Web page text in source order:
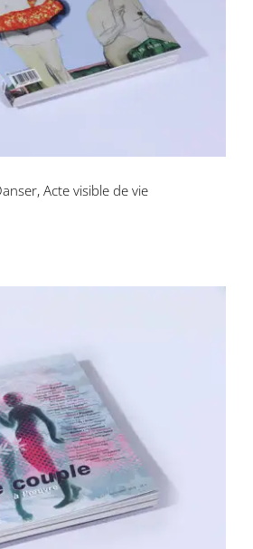
Acte visible de vie
n° 27 – Le Couple